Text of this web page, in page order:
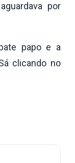
por
papo e a
clicando no